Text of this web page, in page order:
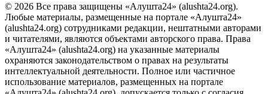
© 2026 Все права защищены «Алушта24» (alushta24.org).
Любые материалы, размещенные на портале «Алушта24»
(alushta24.org) сотрудниками редакции, нештатными авторами
и читателями, являются объектами авторского права. Права
«Алушта24» (alushta24.org) на указанные материалы
охраняются законодательством о правах на результаты
интеллектуальной деятельности. Полное или частичное
использование материалов, размещенных на портале